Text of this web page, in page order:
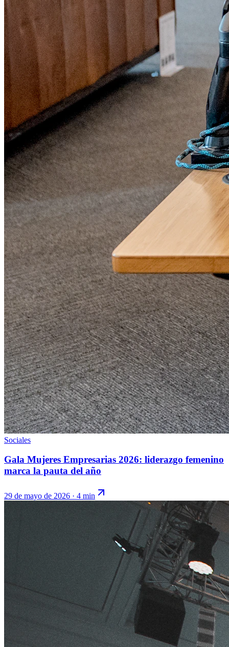
Sociales
Gala Mujeres Empresarias 2026: liderazgo femenino
marca la pauta del año
29 de mayo de 2026 · 4 min